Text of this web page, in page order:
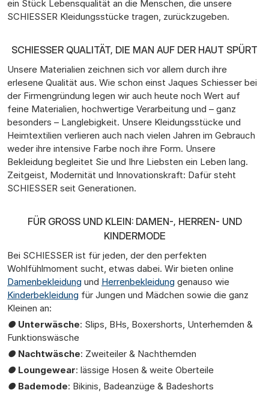
ein Stück Lebensqualität an die Menschen, die unsere
SCHIESSER Kleidungsstücke tragen, zurückzugeben.
SCHIESSER QUALITÄT, DIE MAN AUF DER HAUT SPÜRT
Unsere Materialien zeichnen sich vor allem durch ihre
erlesene Qualität aus. Wie schon einst Jaques Schiesser bei
der Firmengründung legen wir auch heute noch Wert auf
feine Materialien, hochwertige Verarbeitung und – ganz
besonders – Langlebigkeit. Unsere Kleidungsstücke und
Heimtextilien verlieren auch nach vielen Jahren im Gebrauch
weder ihre intensive Farbe noch ihre Form. Unsere
Bekleidung begleitet Sie und Ihre Liebsten ein Leben lang.
Zeitgeist, Modernität und Innovationskraft: Dafür steht
SCHIESSER seit Generationen.
FÜR GROSS UND KLEIN: DAMEN-, HERREN- UND K
INDERMODE
Bei SCHIESSER ist für jeden, der den perfekten
Wohlfühlmoment sucht, etwas dabei. Wir bieten online
Damenbekleidung und Herrenbekleidung genauso wie
Kinderbekleidung für Jungen und Mädchen sowie die ganz
Kleinen an:
● Unterwäsche: Slips, BHs, Boxershorts, Unterhemden &
Funktionswäsche
● Nachtwäsche: Zweiteiler & Nachthemden
● Loungewear: lässige Hosen & weite Oberteile
● Bademode: Bikinis, Badeanzüge & Badeshorts